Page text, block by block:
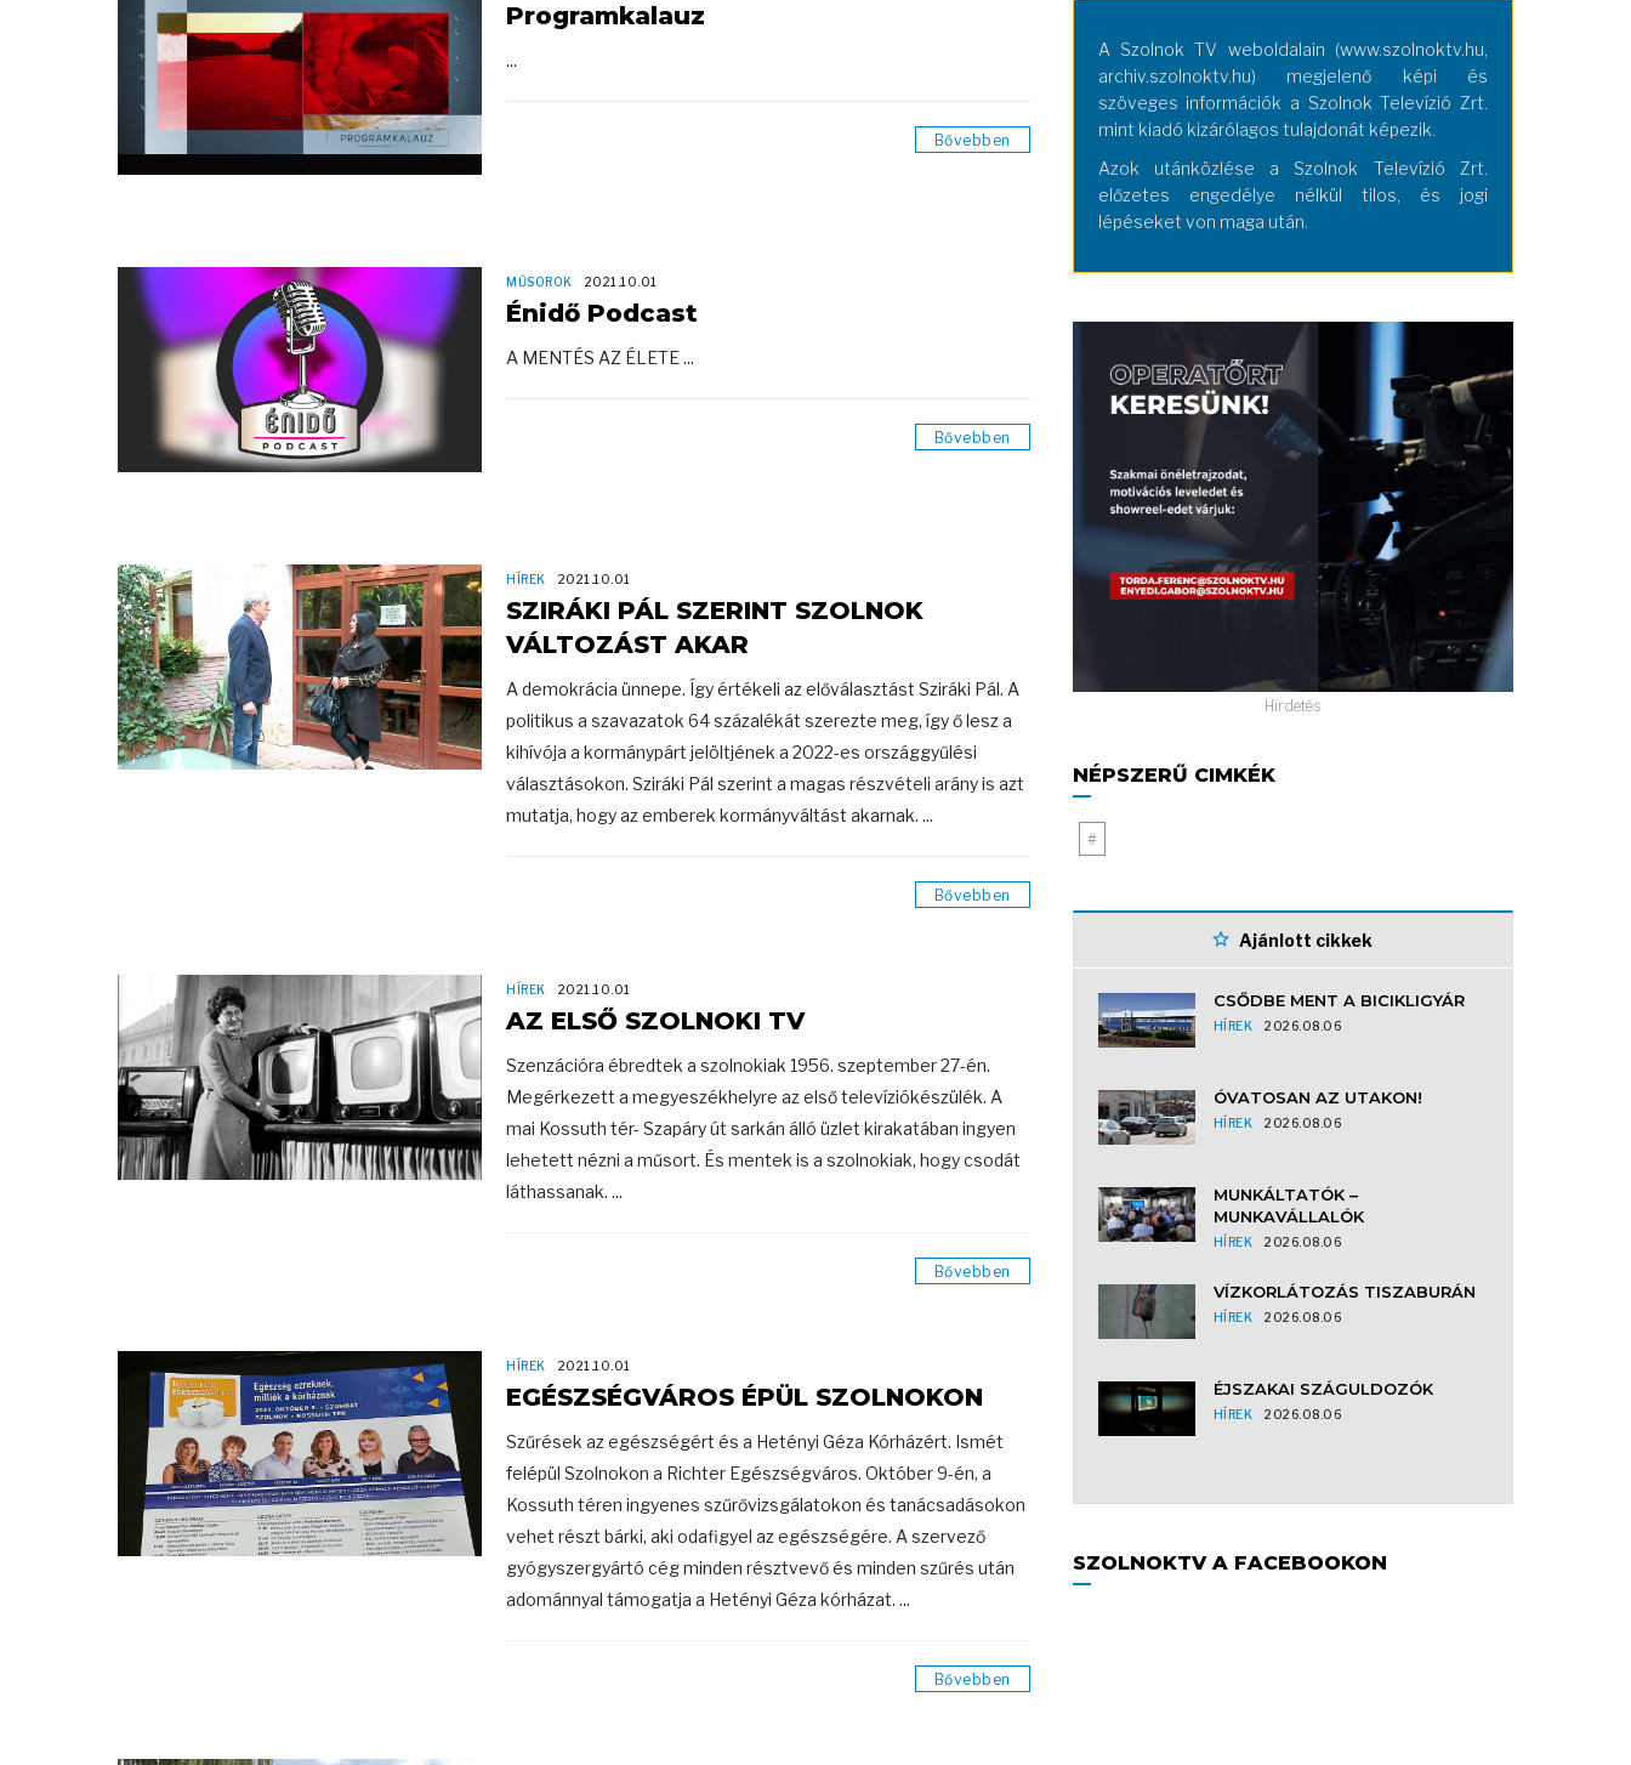
Programkalauz
...
Bővebben
MŰSOROK 2021.10.01
Énidő Podcast
A MENTÉS AZ ÉLETE ...
Bővebben
HÍREK 2021.10.01
SZIRÁKI PÁL SZERINT SZOLNOK
VÁLTOZÁST AKAR
A demokrácia ünnepe. Így értékeli az előválasztást Sziráki Pál. A
politikus a szavazatok 64 százalékát szerezte meg, így ő lesz a
kihívója a kormánypárt jelöltjének a 2022-es országgyűlési
választásokon. Sziráki Pál szerint a magas részvételi arány is azt
mutatja, hogy az emberek kormányváltást akarnak. ...
Bővebben
HÍREK 2021.10.01
AZ ELSŐ SZOLNOKI TV
Szenzációra ébredtek a szolnokiak 1956. szeptember 27-én.
Megérkezett a megyeszékhelyre az első televíziókészülék. A
mai Kossuth tér- Szapáry út sarkán álló üzlet kirakatában ingyen
lehetett nézni a műsort. És mentek is a szolnokiak, hogy csodát
láthassanak. ...
Bővebben
HÍREK 2021.10.01
EGÉSZSÉGVÁROS ÉPÜL SZOLNOKON
Szűrések az egészségért és a Hetényi Géza Kórházért. Ismét
felépül Szolnokon a Richter Egészségváros. Október 9-én, a
Kossuth téren ingyenes szűrővizsgálatokon és tanácsadásokon
vehet részt bárki, aki odafigyel az egészségére. A szervező
gyógyszergyártó cég minden résztvevő és minden szűrés után
adománnyal támogatja a Hetényi Géza kórházat. ...
Bővebben
A Szolnok TV weboldalain (www.szolnoktv.hu,
archiv.szolnoktv.hu) megjelenő képi és
szöveges információk a Szolnok Televízió Zrt.
mint kiadó kizárólagos tulajdonát képezik.
Azok utánközlése a Szolnok Televízió Zrt.
előzetes engedélye nélkül tilos, és jogi
lépéseket von maga után.
Hirdetés
NÉPSZERŰ CIMKÉK
#
Ajánlott cikkek
CSŐDBE MENT A BICIKLIGYÁR
HÍREK 2026.08.06
ÓVATOSAN AZ UTAKON!
HÍREK 2026.08.06
MUNKÁLTATÓK –
MUNKAVÁLLALÓK
HÍREK 2026.08.06
VÍZKORLÁTOZÁS TISZABURÁN
HÍREK 2026.08.06
ÉJSZAKAI SZÁGULDOZÓK
HÍREK 2026.08.06
SZOLNOKTV A FACEBOOKON